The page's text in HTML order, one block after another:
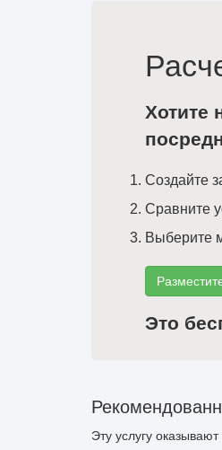
Хотите
Создайте
Сравните
Выберите
Это
Эту услугу оказывают